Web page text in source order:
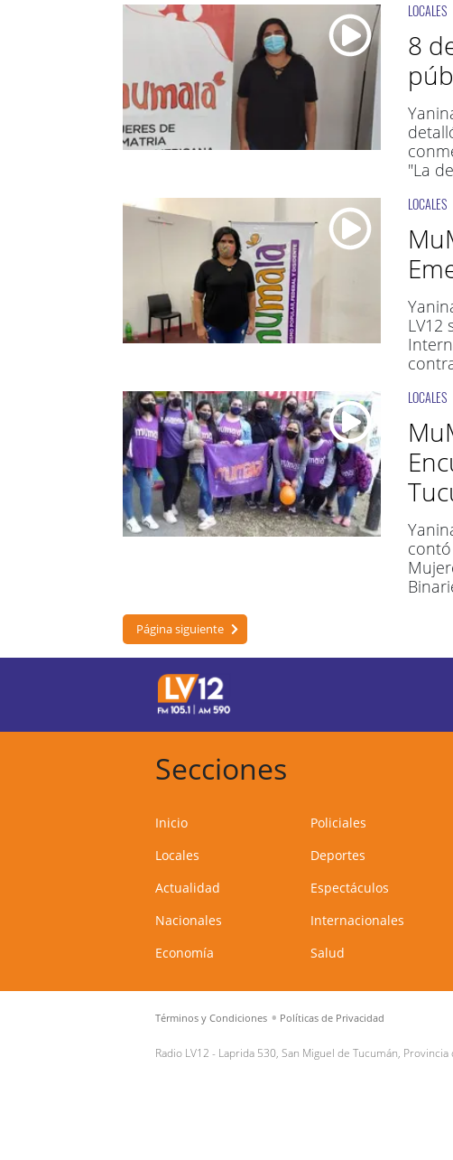
LOCALES
8
"La
LOCALES
LV12
LOCALES
Página siguiente
Secciones
Inicio
Locales
Actualidad
Nacionales
Economía
Policiales
Deportes
Espectáculos
Internacionales
Salud
Términos y Condiciones Políticas de Privacidad
Radio LV12 - Laprida 530, San Miguel de Tucumán, Provincia